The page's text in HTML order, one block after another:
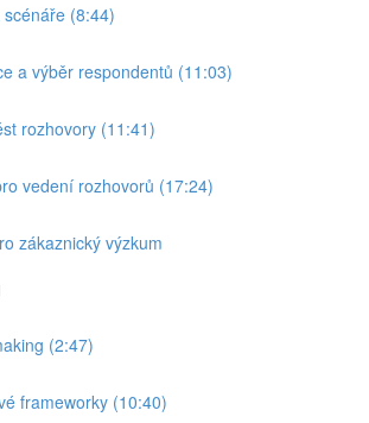
(8:44)
a výběr respondentů (11:03)
rozhovory (11:41)
vedení rozhovorů (17:24)
zákaznický výzkum
(2:47)
frameworky (10:40)